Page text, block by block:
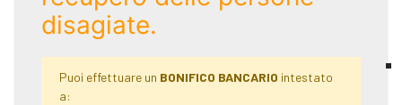
disagiate.
Puoi effettuare un BONIFICO BANCARIO intestato
a: